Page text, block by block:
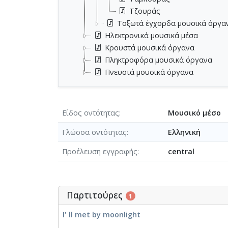
Τζουράς
Τοξωτά έγχορδα μουσικά
Ηλεκτρονικά μουσικά μέσα
Κρουστά μουσικά όργανα
Πληκτροφόρα μουσικά όργανα
Πνευστά μουσικά όργανα
Είδος οντότητας
Μουσικό μέσο
Γλώσσα οντότητας
Ελληνική
Προέλευση εγγραφής
central
Παρτιτούρες 1
I' ll met by moonlight